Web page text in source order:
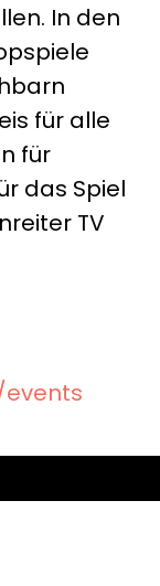
In den
für alle
für
das Spiel
TV
events